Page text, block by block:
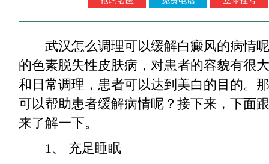
武汉怎么调理可以缓解白癜风的病情呢
的色素脱失性皮肤病，对患者的容貌有很
和日常调理，患者可以达到美白的目的。
可以帮助患者缓解病情呢？接下来，下面
来了解一下。
1、 充足睡眠